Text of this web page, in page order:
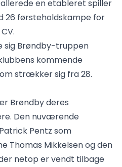
en etableret spiller
26 førsteholdskampe for
sig Brøndby-truppen
kommende
strækker sig fra 28.
Brøndby deres
Den nuværende
Pentz som
Thomas Mikkelsen og den
netop er vendt tilbage